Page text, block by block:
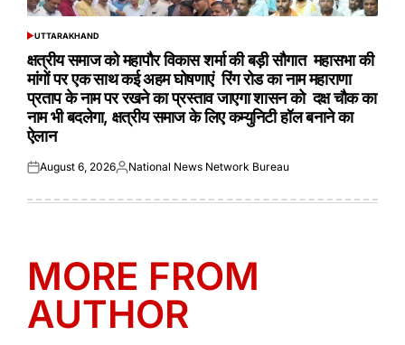
POSTED
UTTARAKHAND
क्षत्रीय समाज को महापौर विकास शर्मा की बड़ी सौगात महासभा की
मांगों पर एक साथ कई अहम घोषणाएं रिंग रोड का नाम महाराणा
प्रताप के नाम पर रखने का प्रस्ताव जाएगा शासन को दक्ष चौक का
नाम भी बदलेगा, क्षत्रीय समाज के लिए कम्युनिटी हॉल बनाने का
ऐलान
Posted
August 6, 2026Posted
National News Network Bureau
MORE FROM
AUTHOR